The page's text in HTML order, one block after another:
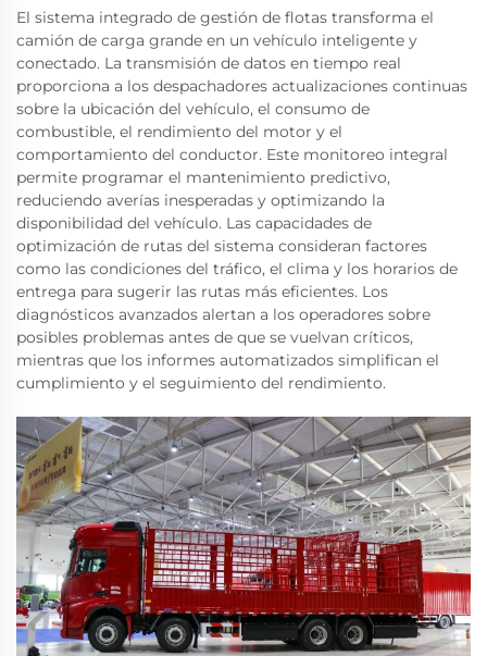
El sistema integrado de gestión de flotas transforma el
camión de carga grande en un vehículo inteligente y
conectado. La transmisión de datos en tiempo real
proporciona a los despachadores actualizaciones continuas
sobre la ubicación del vehículo, el consumo de
combustible, el rendimiento del motor y el
comportamiento del conductor. Este monitoreo integral
permite programar el mantenimiento predictivo,
reduciendo averías inesperadas y optimizando la
disponibilidad del vehículo. Las capacidades de
optimización de rutas del sistema consideran factores
como las condiciones del tráfico, el clima y los horarios de
entrega para sugerir las rutas más eficientes. Los
diagnósticos avanzados alertan a los operadores sobre
posibles problemas antes de que se vuelvan críticos,
mientras que los informes automatizados simplifican el
cumplimiento y el seguimiento del rendimiento.